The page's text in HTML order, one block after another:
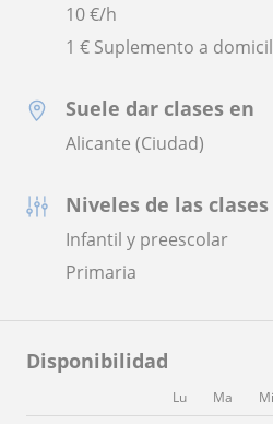
10€/h
1 € Suplemento a
Suele dar clases en
Alicante (Ciudad)
Niveles de las clases
Infantil y preescolar
Primaria
Disponibilidad
Lu Ma Mi